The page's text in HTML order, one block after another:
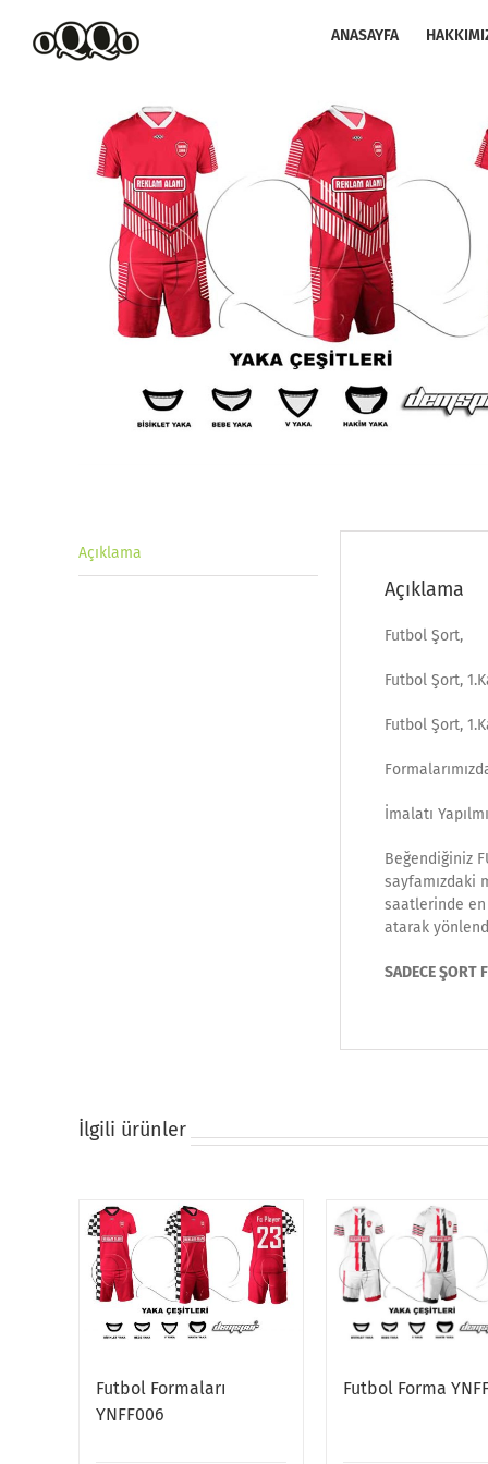
content
ANASAYFA
Açıklama
Açıklama
Futbol Şort,
Futbol Şort,
Futbol Şort,
İmalatı
Beğendiğiniz
sayfamızdaki
saatlerinde
atarak
SADECE ŞORT
İlgili ürünler
Futbol Formaları
YNFF006
Futbol Forma